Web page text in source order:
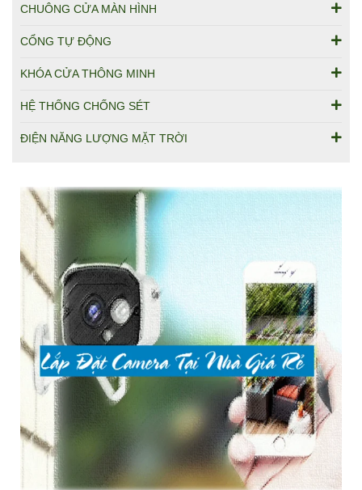
CHUÔNG CỬA MÀN HÌNH
CỔNG TỰ ĐỘNG
KHÓA CỬA THÔNG MINH
HỆ THỐNG CHỐNG SÉT
ĐIỆN NĂNG LƯỢNG MẶT TRỜI